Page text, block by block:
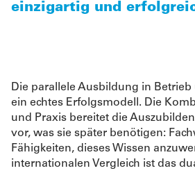
einzigartig und
Die parallele Ausbildung in
ein echtes Erfolgsmodell. Die
und Praxis bereitet die
vor, was sie später benötigen:
Fähigkeiten, dieses Wissen
internationalen Vergleich ist das